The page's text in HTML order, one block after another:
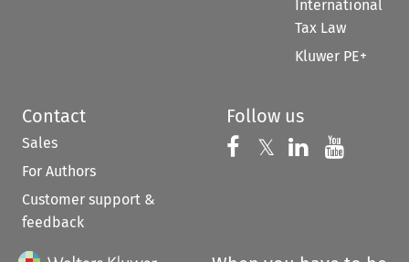
International
Tax Law
Kluwer PE+
Contact
Sales
For Authors
Customer support &
feedback
Follow us
Follow us on
𝕏 Follow us on
Follow us